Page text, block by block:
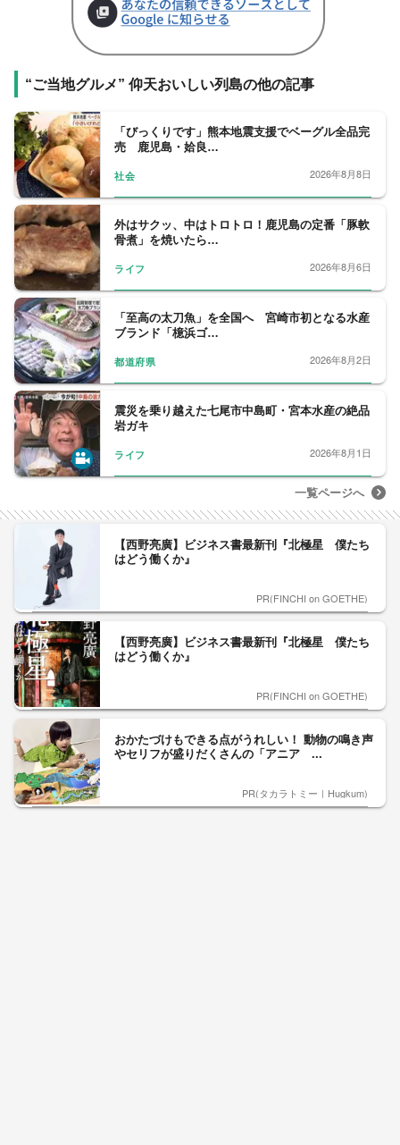
“ご当地グルメ” 仰天おいしい列島の他の記事
「びっくりです」熊本地震支援でベーグル全品完
売 鹿児島・姶良…
社会 2026年8月8日
外はサクッ、中はトロトロ！鹿児島の定番「豚軟
骨煮」を焼いたら…
ライフ 2026年8月6日
「至高の太刀魚」を全国へ 宮崎市初となる水産
ブランド「檍浜ゴ…
都道府県 2026年8月2日
震災を乗り越えた七尾市中島町・宮本水産の絶品
岩ガキ
ライフ 2026年8月1日
一覧ページへ
【西野亮廣】ビジネス書最新刊『北極星 僕たち
はどう働くか』
PR(FINCHI on GOETHE)
【西野亮廣】ビジネス書最新刊『北極星 僕たち
はどう働くか』
PR(FINCHI on GOETHE)
おかたづけもできる点がうれしい！ 動物の鳴き声
やセリフが盛りだくさんの「アニア ...
PR(タカラトミー｜Hugkum)